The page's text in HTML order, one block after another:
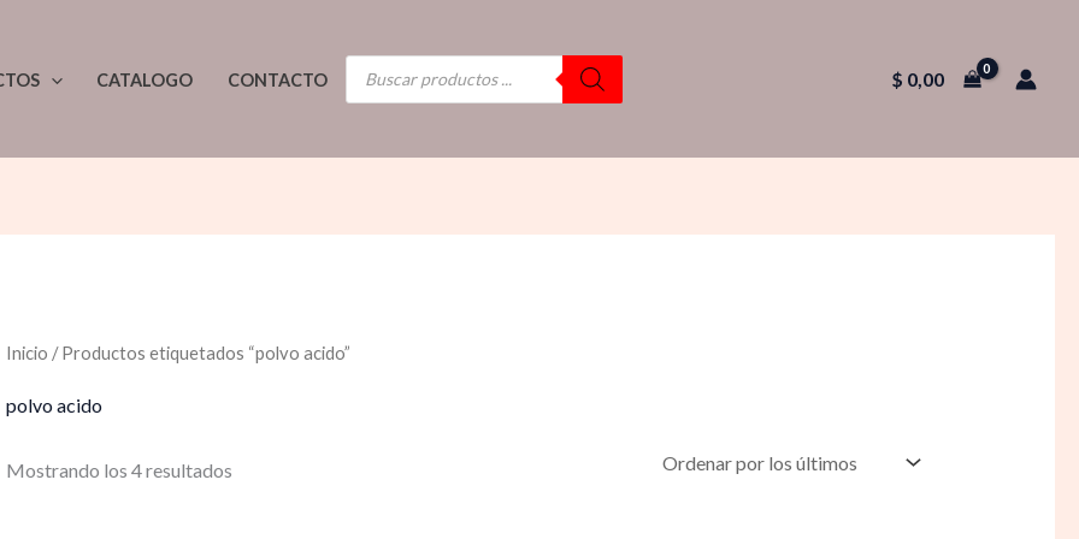
CATALOGO CONTACTO
BÚSQUEDA
DE
PRODUCTOS
$ 0,00
Inicio / Productos etiquetados “polvo acido”
polvo acido
Mostrando los 4 resultados